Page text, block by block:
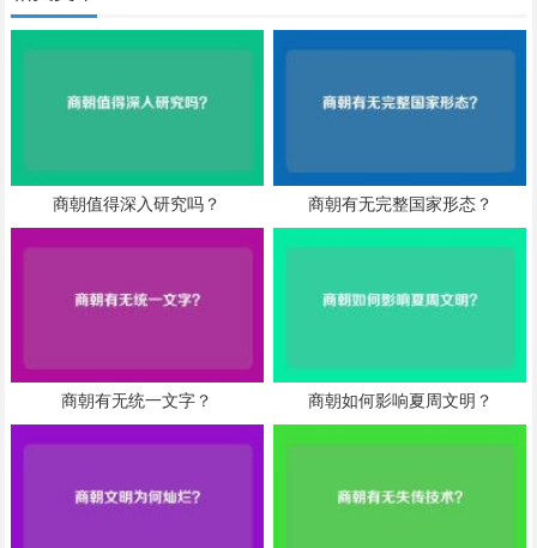
商朝值得深入研究吗？ 商朝有无完整国家形态？
商朝有无统一文字？ 商朝如何影响夏周文明？